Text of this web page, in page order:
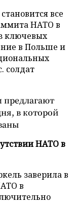
все
НАТО в
ключевых
в Польше и
солдат
предлагают
в которой
НАТО в
заверила в
в